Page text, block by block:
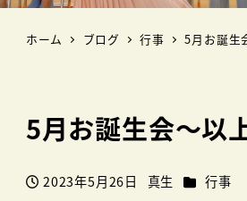
ホーム ブログ 行事 5月お誕生
5月お誕生会～以
投稿日
2023年5月26日
著
真生 カテゴリー
行事